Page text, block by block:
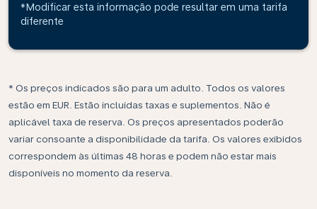
*Modificar esta informação pode resultar em uma tarifa
diferente
* Os preços indicados são para um adulto. Todos os valores
estão em EUR. Estão incluídas taxas e suplementos. Não é
aplicável taxa de reserva. Os preços apresentados poderão
variar consoante a disponibilidade da tarifa. Os valores exibidos
correspondem às últimas 48 horas e podem não estar mais
disponíveis no momento da reserva.